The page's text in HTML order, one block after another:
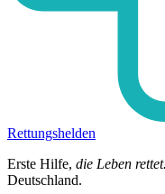
Rettungshelden
Erste Hilfe, die Leben rettet.
Deutschland.